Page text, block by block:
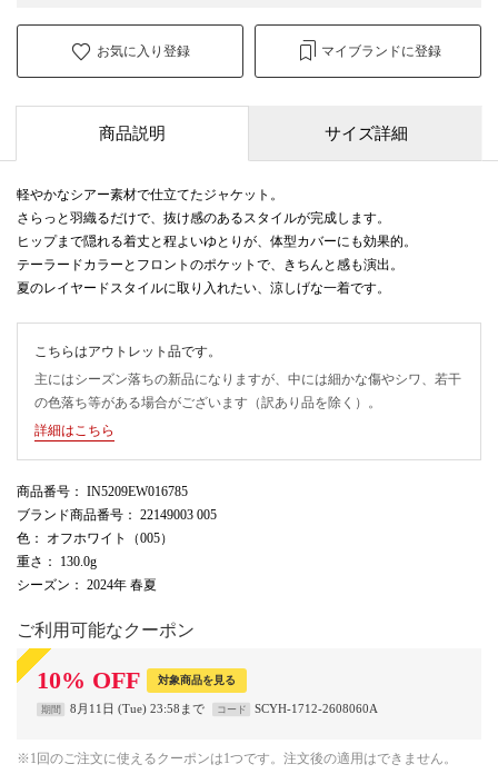
お気に入り登録 マイブランドに登録
商品説明 サイズ詳細
軽やかなシアー素材で仕立てたジャケット。
さらっと羽織るだけで、抜け感のあるスタイルが完成します。
ヒップまで隠れる着丈と程よいゆとりが、体型カバーにも効果的。
テーラードカラーとフロントのポケットで、きちんと感も演出。
夏のレイヤードスタイルに取り入れたい、涼しげな一着です。
こちらはアウトレット品です。
主にはシーズン落ちの新品になりますが、中には細かな傷やシワ、若干
の色落ち等がある場合がございます（訳あり品を除く）。
詳細はこちら
商品番号 ： IN5209EW016785
ブランド商品番号 ： 22149003 005
色 ： オフホワイト（005）
重さ ： 130.0g
シーズン ： 2024年 春夏
ご利用可能なクーポン
10% OFF 対象商品を見る
期間 8月11日 (Tue) 23:58まで コード SCYH-1712-2608060A
※1回のご注文に使えるクーポンは1つです。注文後の適用はできません。